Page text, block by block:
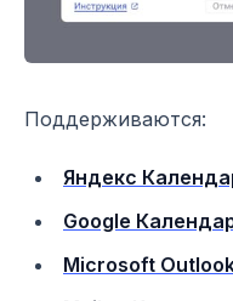
Поддерживаются:
Яндекс
Google
Microsoft